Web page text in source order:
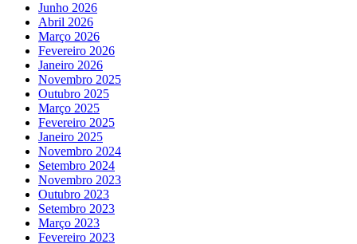
Junho 2026
Abril 2026
Março 2026
Fevereiro 2026
Janeiro 2026
Novembro 2025
Outubro 2025
Março 2025
Fevereiro 2025
Janeiro 2025
Novembro 2024
Setembro 2024
Novembro 2023
Outubro 2023
Setembro 2023
Março 2023
Fevereiro 2023